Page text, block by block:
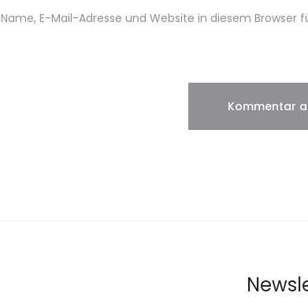
Name, E-Mail-Adresse und Website in diesem